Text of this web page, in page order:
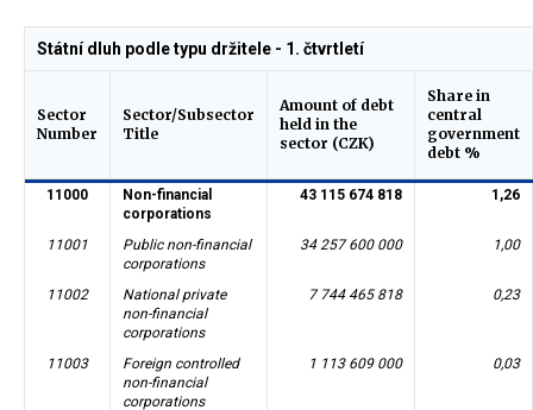
Sector
Number
Sector/Subsector
Title
Amount of debt
held in the
sector (CZK)
Share in
central
government
debt %
Státní dluh podle typu držitele - 1. čtvrtletí
11000
Non-financial
corporations
43 115 674 818 1,26
11001
Public non-financial
corporations
34 257 600 000 1,00
11002
National private
non-financial
corporations
7 744 465 818 0,23
11003
Foreign controlled
non-financial
corporations
1 113 609 000 0,03